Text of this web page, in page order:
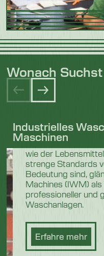
Wonach
In den
Industriesektoren,
wie der
strenge Standards
Bedeutung sind,
Machines (IWM)
professioneller und
Waschanlagen.
Erfahre mehr
Industrielles
Maschinen